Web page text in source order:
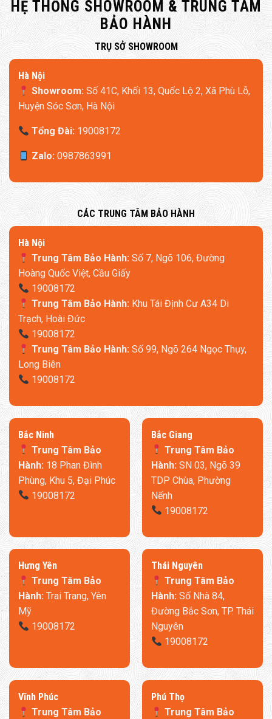
HỆ THỐNG SHOWROOM & TRUNG TÂM
BẢO HÀNH
​TRỤ SỞ SHOWROOM
Hà Nội
Showroom:Số 41C, Khối 13, Quốc Lộ 2, Xã Phù Lỗ,
Huyện Sóc Sơn, Hà Nội
Tổng Đài:19008172
Zalo:0987863991
​CÁC TRUNG TÂM BẢO HÀNH
​Hà Nội
Trung Tâm Bảo Hành:Số 7, Ngõ 106, Đường
Hoàng Quốc Việt, Cầu Giấy
19008172
Trung Tâm Bảo Hành:Khu Tái Định Cư A34 Di
Trạch, Hoài Đức
19008172
Trung Tâm Bảo Hành:Số 99, Ngõ 264 Ngọc Thụy,
Long Biên
19008172
​Bắc Ninh
Trung Tâm Bảo
Hành:18 Phan Đình
Phùng, Khu 5, Đại Phúc
19008172
​Bắc Giang
Trung Tâm Bảo
Hành:SN 03, Ngõ 39
TDP Chùa, Phường
Nếnh
19008172
​Hưng Yên
Trung Tâm Bảo
Hành:Trai Trang, Yên
Mỹ
19008172
Thái Nguyên
Trung Tâm Bảo
Hành:Số Nhà 84,
Đường Bắc Sơn, TP. Thái
Nguyên
19008172
​Vĩnh Phúc
Trung Tâm Bảo
​Phú Thọ
Trung Tâm Bảo